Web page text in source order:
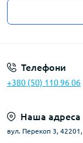
Телефони
+380 (50) 110 96 06
Наша адреса
вул. Перекоп 3,